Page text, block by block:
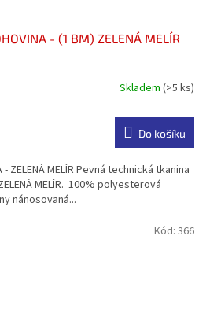
- (1 BM) ZELENÁ MELÍR
Skladem(>5 ks)
Do košíku
- ZELENÁ MELÍR Pevná technická tkanina
MELÍR. 100% polyesterová
nánosovaná...
Kód: 366